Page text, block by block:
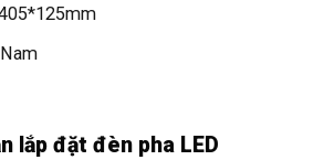
lắp đặt đèn pha LED